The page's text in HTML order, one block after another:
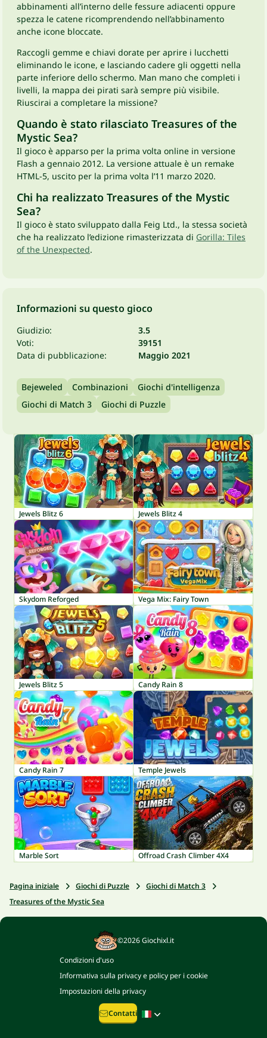
abbinamenti all’interno delle fessure adiacenti oppure
spezza le catene ricomprendendo nell’abbinamento
anche icone bloccate.
Raccogli gemme e chiavi dorate per aprire i lucchetti
eliminando le icone, e lasciando cadere gli oggetti nella
parte inferiore dello schermo. Man mano che completi i
livelli, la mappa dei pirati sarà sempre più visibile.
Riuscirai a completare la missione?
Quando è stato rilasciato Treasures of the
Mystic Sea?
Il gioco è apparso per la prima volta online in versione
Flash a gennaio 2012. La versione attuale è un remake
HTML-5, uscito per la prima volta l’11 marzo 2020.
Chi ha realizzato Treasures of the Mystic
Sea?
Il gioco è stato sviluppato dalla Feig Ltd., la stessa società
che ha realizzato l’edizione rimasterizzata di Gorilla: Tiles
of the Unexpected.
Informazioni su questo gioco
Giudizio:
3.5
Voti:
39151
Data di pubblicazione:
Maggio 2021
Bejeweled Combinazioni
Giochi d'intelligenza
Giochi di Match 3
Giochi di Puzzle
Jewels Blitz 6 Jewels Blitz 4
Skydom Reforged Vega Mix: Fairy Town
Jewels Blitz 5 Candy Rain 8
Candy Rain 7 Temple Jewels
Marble Sort Offroad Crash Climber 4X4
Pagina iniziale Giochi di Puzzle
Giochi di Match 3
Treasures of the Mystic Sea
©2026 Giochixl.it
Condizioni d'uso
Informativa sulla privacy e policy per i cookie
Impostazioni della privacy
Contatti